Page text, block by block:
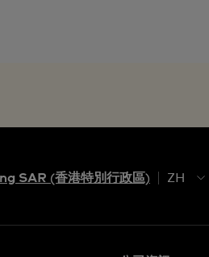
SAR (香港特別行政區)
ZH
EN